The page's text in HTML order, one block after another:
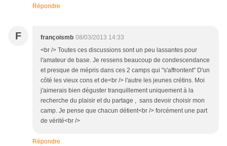
Répondre
F françoismb 08/03/2013 14:33
<br /> Toutes ces discussions sont un peu lassantes pour
l'amateur de base. Je ressens beaucoup de condescendance
et presque de mépris dans ces 2 camps qui "s'affrontent" D'un
côté les vieux cons et de<br /> l'autre les jeunes crétins. Moi
j'aimerais bien déguster tranquillement uniquement à la
recherche du plaisir et du partage , sans devoir choisir mon
camp. Je pense que chacun détient<br /> forcément une part
de vérité<br />
Répondre